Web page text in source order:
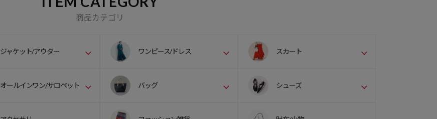
商品カテゴリ
ジャケット/アウター ワンピース/ドレス スカート
オールインワン/サロペット バッグ シューズ